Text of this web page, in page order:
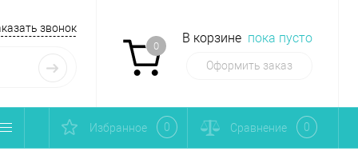
звонок
0
В корзине пока пусто
Оформить заказ
Избранное 0 Сравнение 0